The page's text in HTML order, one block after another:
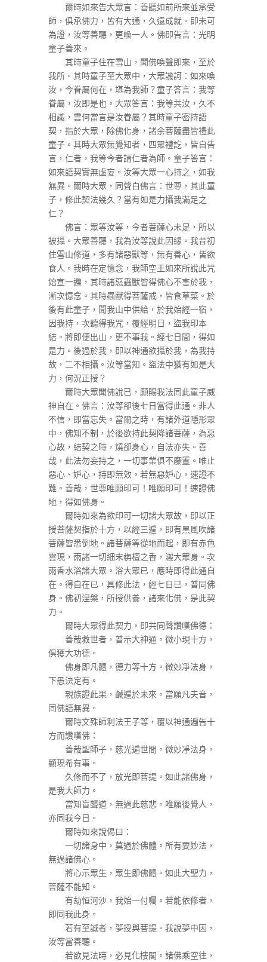
爾時如來告大眾言：善聽如前所來並承受
師，俱承佛力，皆有大通，久遠成就。即未可
為證，汝等善聽，更喚一人。佛即告言：光明
童子善來。
其時童子住在雪山，聞佛喚聲即來，至於
我所。其時童子至大眾中，大眾譏訶：如來喚
汝，今眷屬何在，堪為我師？童子答言：我等
眷屬，汝即是也。大眾答言：我等共汝，久不
相識，雲何當言是汝眷屬？其時童子密持語
契，指於大眾，除佛化身，諸余菩薩盡皆禮此
童子。其時大眾無覺知者，四眾禮訖，皆自告
言，仁者，我等今者請仁者為師。童子答言：
如來語契實無虛妄。汝等大眾一心持之，如我
無異。爾時大眾，同聲白佛言：世尊，其此童
子，修此契法幾久？當有如是力攝我滿足之
仁？
佛言：眾等汝等，今者菩薩心未足，所以
被攝。大眾善聽，我為汝等說此因緣。我昔初
住雪山修道，多有諸惡獸等，無有善心，皆欲
食人。我時在定憶念，我師空王如來所說此咒
始宣一遍，其時諸惡蟲獸皆得佛心不害於我，
漸次憶念。其時蟲獸得菩薩戒，皆食草菜。於
後有此童子，聞我山中供給，於我始經一宿，
因我持，次聽得我咒，覆經明日，盜我印本
結。將即便出山，更不事我。經七日間，得如
是力。後過於我，即以神通欲攝於我，為我持
故，二不相攝。汝等當知。盜法中猶有如是大
力，何況正授？
爾時大眾聞佛說已，願賜我法同此童子威
神自在。佛言：汝等卻後七日當得此通。非人
不信，即當忘失。當爾之時，有諸外道隱形眾
中，佛知不制，於後欲持此契降諸菩薩，為惡
心故，結契之時，燒卻身心，自法亦失。善
哉，此法勿妄持之，一切事業俱不廢置。唯止
惡心、妒心，持即無效。若無惡妒心，速證不
難。善哉，世尊唯願印可！唯願印可！速證佛
地，得如佛身。
爾時如來為欲印可一切諸大眾故，即以正
授菩薩契指於十方，以經三遍，即有黑風吹諸
菩薩皆悉倒地。諸菩薩等從地而起，即有赤色
雲現，雨諸一切細末栴檀之香，灑大眾身。次
雨香水浴諸大眾。浴大眾已，應時即得此通自
在。得自在已，具修此法，經七日已，普同佛
身。佛初涅槃，所授供養，諸來化佛，是此契
力。
爾時大眾得此契力，即共同聲讚嘆佛德：
善哉救世者，普示大神通。微小現十方，
俱獲大功德。
佛身即凡體，德力等十方。微妙凈法身，
下愚決定有。
親族證此果，鹹遍於未來。當願凡夫音，
同佛語無異。
爾時文殊師利法王子等，覆以神通遍告十
方而讚嘆佛：
善哉聖師子，慈光遍世間。微妙凈法身，
顯現希有事。
久修而不了，放光即菩提。如此諸佛身，
是我大師力。
當知盲聾道，無過此慈悲。唯願後覺人，
亦同我今日。
爾時如來說偈曰：
一切諸身中，莫過於佛體。所有要妙法，
無過諸佛心。
將心示眾生，眾生即佛體。如此大聖力，
菩薩不能知。
有劫恒河沙，我始一付囑。若能依修者，
即同我此身。
若有至誠者，夢授與菩提。我說夢中因，
汝等當善聽。
若欲見法時，必見化樓閣。諸佛乘空往，